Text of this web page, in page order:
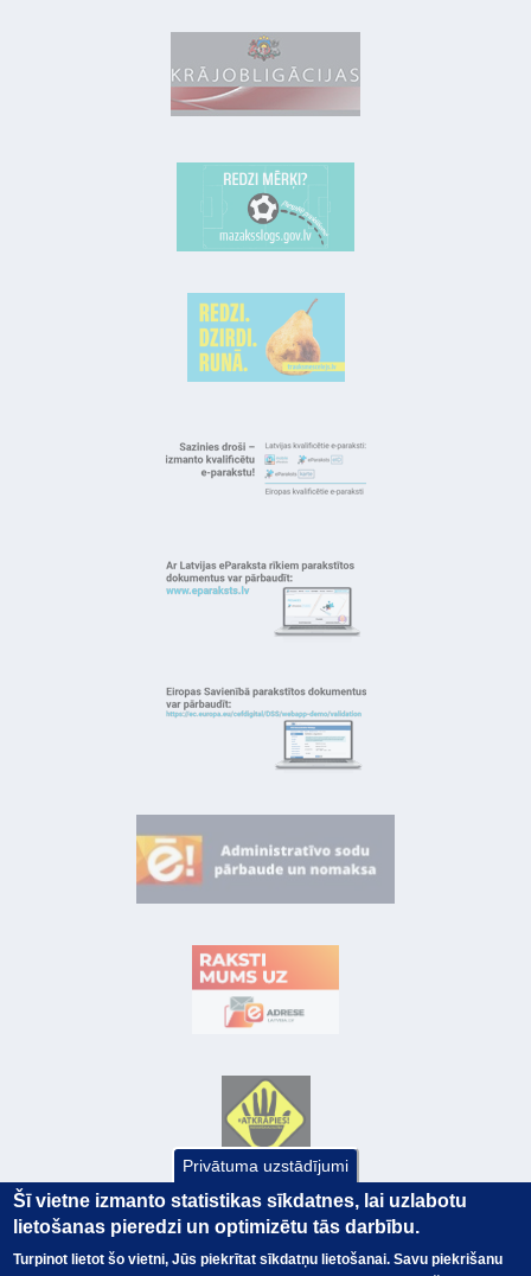
Privātuma uzstādījumi
Šī vietne izmanto statistikas sīkdatnes, lai uzlabotu
lietošanas pieredzi un optimizētu tās darbību.
Turpinot lietot šo vietni, Jūs piekrītat sīkdatņu lietošanai. Savu piekrišanu